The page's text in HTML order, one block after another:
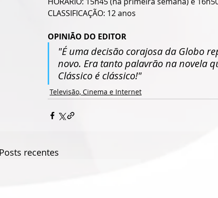
CLASSIFICAÇÃO: 12 anos
OPINIÃO DO EDITOR
"É uma decisão corajosa da Globo
novo. Era tanto palavrão na novela
Clássico é clássico!"
Televisão, Cinema e Internet
recentes